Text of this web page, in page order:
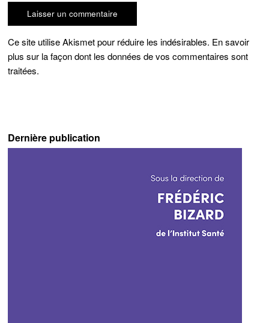
Ce site utilise Akismet pour réduire les indésirables. En savoir
plus sur la façon dont les données de vos commentaires sont
traitées.
Dernière publication